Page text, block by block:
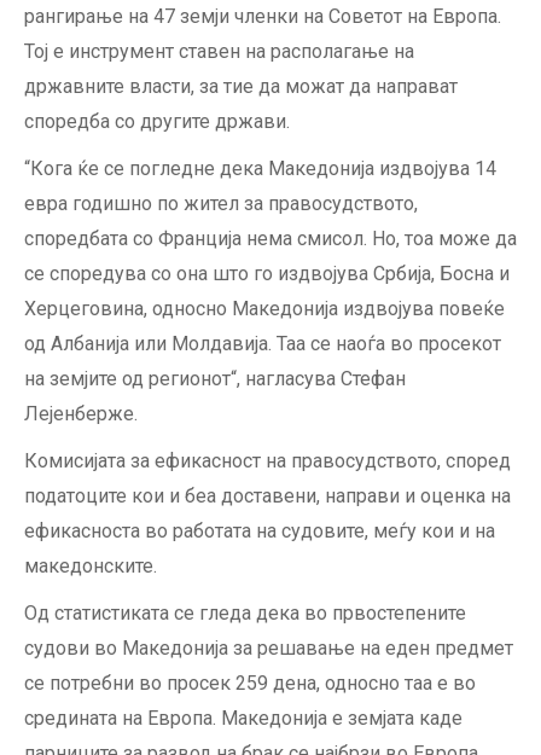
рангирање на 47 земји членки на Советот на Европа.
Тој е инструмент ставен на располагање на
државните власти, за тие да можат да направат
споредба со другите држави.
“Кога ќе се погледне дека Македонија издвојува 14
евра годишно по жител за правосудството,
споредбата со Франција нема смисол. Но, тоа може да
се споредува со она што го издвојува Србија, Босна и
Херцеговина, односно Македонија издвојува повеќе
од Албанија или Молдавија. Таа се наоѓа во просекот
на земјите од регионот“, нагласува Стефан
Лејенберже.
Комисијата за ефикасност на правосудството, според
податоците кои и беа доставени, направи и оценка на
ефикасноста во работата на судовите, меѓу кои и на
македонските.
Од статистиката се гледа дека во првостепените
судови во Македонија за решавање на еден предмет
се потребни во просек 259 дена, односно таа е во
средината на Европа. Македонија е земјата каде